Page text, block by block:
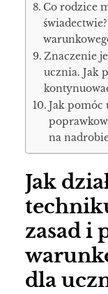
Co rodzice
Znaczenie
ucznia. Jak
Jak pomóc
na
Jak
zasad i
dla